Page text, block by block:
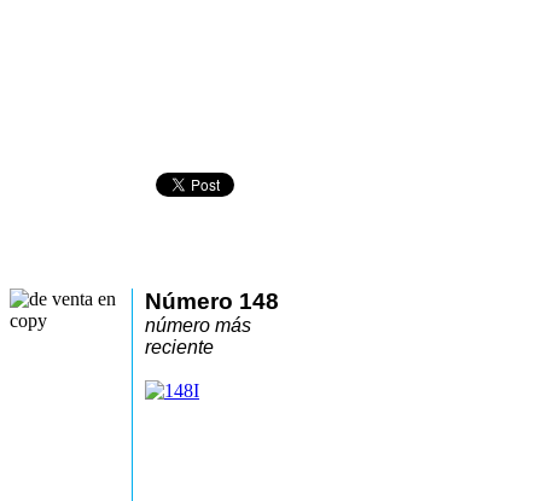
Número 148
número más
reciente